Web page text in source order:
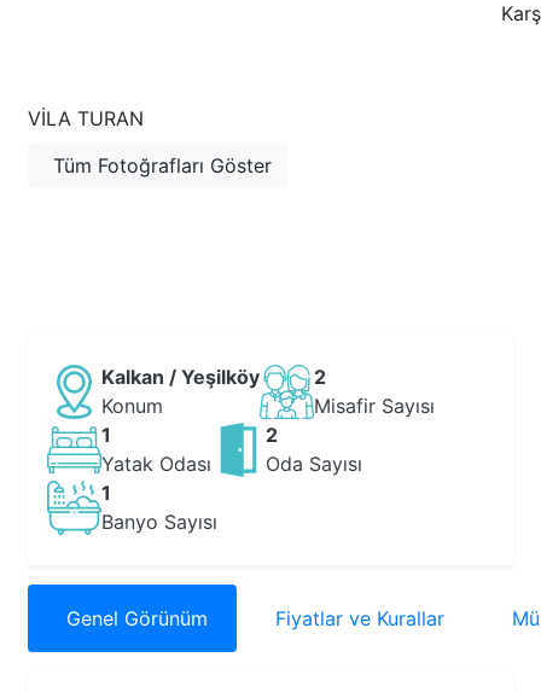
VILA TURAN
Tüm Fotoğrafları Göster
Kalkan / Yeşilköy
Konum
2
Misafir Sayısı
1
Yatak Odası
2
Oda Sayısı
1
Banyo Sayısı
Genel Görünüm Fiyatlar ve Kurallar